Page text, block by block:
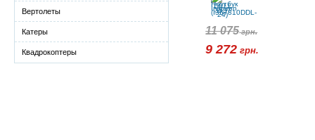
Вертолеты
Катеры
Квадрокоптеры
11 075грн.
9 272 грн.